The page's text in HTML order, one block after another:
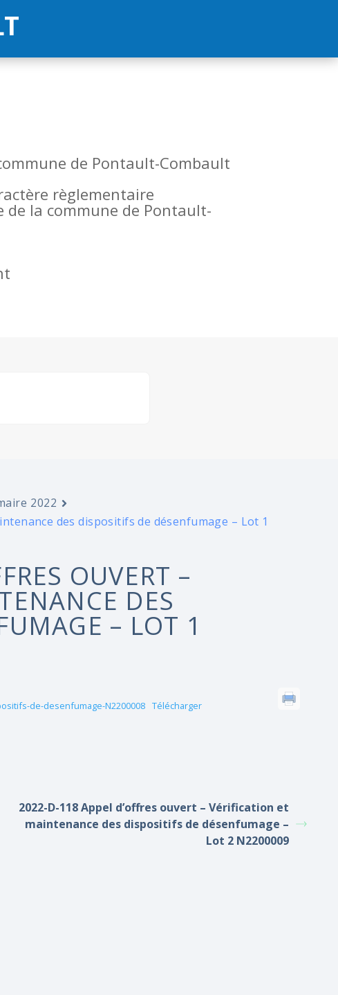
de Pontault-Combault
règlementaire
la commune de Pontault-
2022
des dispositifs de désenfumage – Lot 1
OUVERT –
DES
– LOT 1
de-desenfumage-N2200008 Télécharger
2022-D-118 Appel d’offres ouvert – Vérification et
maintenance des dispositifs de désenfumage –
Lot 2 N2200009